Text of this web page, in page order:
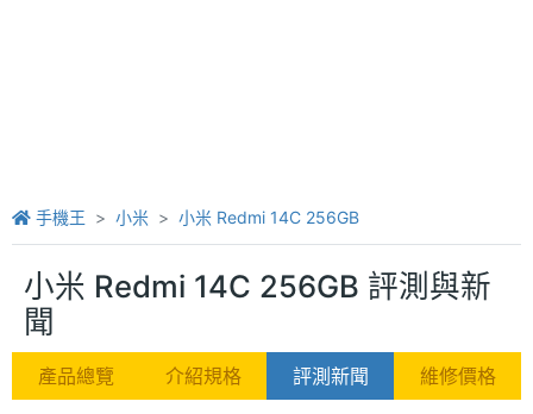
手機王 小米 小米 Redmi 14C 256GB
小米 Redmi 14C 256GB 評測與新
聞
產品總覽 介紹規格 評測新聞 維修價格